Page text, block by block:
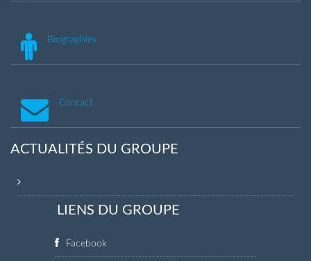
Biographies
Contact
ACTUALITÉS DU GROUPE
LIENS DU GROUPE
Facebook